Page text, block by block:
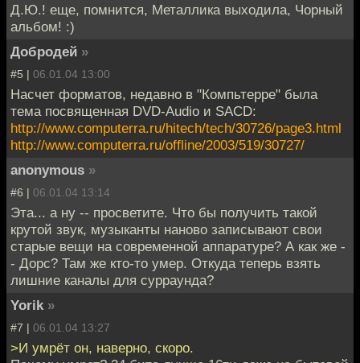
Д.Ю.! еще, помнится, Металлика выходила, Чорный
альбом! :)
Добродей »
#5 | 06.01.04 13:00
Насчет форматов, недавно в "Компьтерре" была
тема посвященная DVD-Audio и SACD:
http://www.computerra.ru/hitech/tech/30726/page3.html
http://www.computerra.ru/offline/2003/519/30727/
anonymous »
#6 | 06.01.04 13:14
Эта... а ну -- просветите. Что бы получить такой
крутой звук, музыканты наново записывают свои
старые вещи на современной аппаратуре? А как же -
- Дорс? Там же кто-то умер. Откуда теперь взять
лишние каналы для сурраунда?
Yorik »
#7 | 06.01.04 13:27
>И умрёт он, наверно, скоро.